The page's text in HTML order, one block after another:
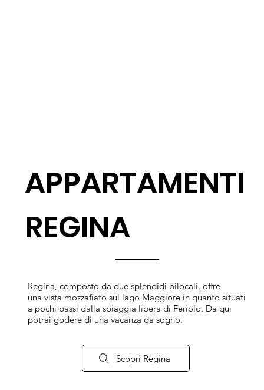
APPARTAMENTI
REGINA
Regina, composto da due splendidi bilocali, offre
una vista mozzafiato sul lago Maggiore in quanto situati
a pochi passi dalla spiaggia libera di Feriolo. Da qui
potrai godere di una vacanza da sogno.
Scopri Regina